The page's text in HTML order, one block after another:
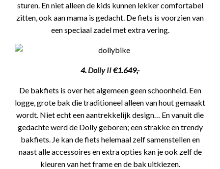
sturen. En niet alleen de kids kunnen lekker comfortabel
zitten, ook aan mama is gedacht. De fiets is voorzien van
een speciaal zadel met extra vering.
4. Dolly II€1.649,-
De bakfiets is over het algemeen geen schoonheid. Een
logge, grote bak die traditioneel alleen van hout gemaakt
wordt. Niet echt een aantrekkelijk design… En vanuit die
gedachte werd de Dolly geboren; een strakke en trendy
bakfiets. Je kan de fiets helemaal zelf samenstellen en
naast alle accessoires en extra opties kan je ook zelf de
kleuren van het frame en de bak uitkiezen.